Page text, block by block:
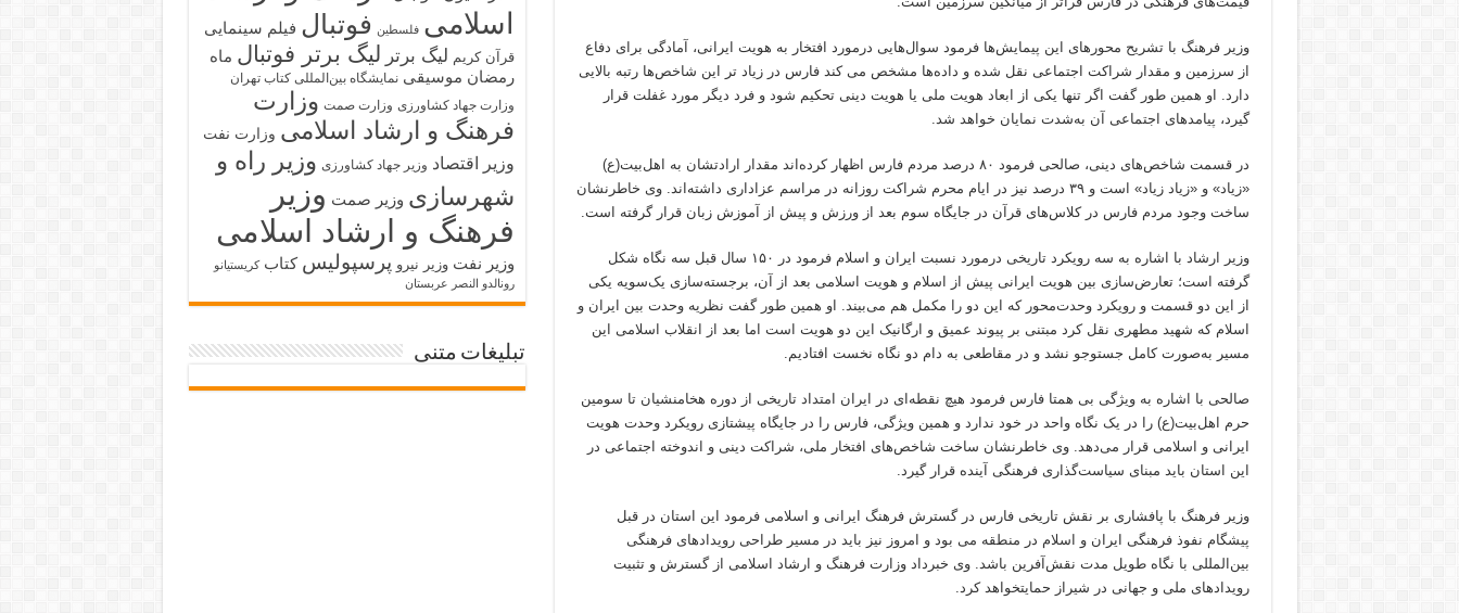
وزیر فرهنگ با تشریح محورهای این پیمایش‌ها فرمود سوال‌هایی درمورد افتخار به هویت ایرانی، آمادگی برای دفاع
از سرزمین و مقدار شراکت اجتماعی نقل شده و داده‌ها مشخص می کند فارس در زیاد تر این شاخص‌ها رتبه بالایی
دارد. او همین طور گفت اگر تنها یکی از ابعاد هویت ملی یا هویت دینی تحکیم شود و فرد دیگر مورد غفلت قرار
گیرد، پیامدهای اجتماعی آن به‌شدت نمایان خواهد شد.
در قسمت شاخص‌های دینی، صالحی فرمود ۸۰ درصد مردم فارس اظهار کرده‌اند مقدار ارادتشان به اهل‌بیت(ع)
«زیاد» و «زیاد زیاد» است و ۳۹ درصد نیز در ایام محرم شراکت روزانه در مراسم عزاداری داشته‌اند. وی خاطرنشان
ساخت وجود مردم فارس در کلاس‌های قرآن در جایگاه سوم بعد از ورزش و پیش از آموزش زبان قرار گرفته است.
وزیر ارشاد با اشاره به سه رویکرد تاریخی درمورد نسبت ایران و اسلام فرمود در ۱۵۰ سال قبل سه نگاه شکل
گرفته است؛ تعارض‌سازی بین هویت ایرانی پیش از اسلام و هویت اسلامی بعد از آن، برجسته‌سازی یک‌سویه یکی
از این دو قسمت و رویکرد وحدت‌محور که این دو را مکمل هم می‌بیند. او همین طور گفت نظریه وحدت بین ایران و
اسلام که شهید مطهری نقل کرد مبتنی بر پیوند عمیق و ارگانیک این دو هویت است اما بعد از انقلاب اسلامی این
مسیر به‌صورت کامل جستوجو نشد و در مقاطعی به دام دو نگاه نخست افتادیم.
صالحی با اشاره به ویژگی بی همتا فارس فرمود هیچ نقطه‌ای در ایران امتداد تاریخی از دوره هخامنشیان تا سومین
حرم اهل‌بیت(ع) را در یک نگاه واحد در خود ندارد و همین ویژگی، فارس را در جایگاه پیشتازی رویکرد وحدت هویت
ایرانی و اسلامی قرار می‌دهد. وی خاطرنشان ساخت شاخص‌های افتخار ملی، شراکت دینی و اندوخته اجتماعی در
این استان باید مبنای سیاست‌گذاری فرهنگی آینده قرار گیرد.
وزیر فرهنگ با پافشاری بر نقش تاریخی فارس در گسترش فرهنگ ایرانی و اسلامی فرمود این استان در قبل
پیشگام نفوذ فرهنگی ایران و اسلام در منطقه می بود و امروز نیز باید در مسیر طراحی رویدادهای فرهنگی
بین‌المللی با نگاه طویل مدت نقش‌آفرین باشد. وی خبرداد وزارت فرهنگ و ارشاد اسلامی از گسترش و تثبیت
رویدادهای ملی و جهانی در شیراز حمایتخواهد کرد.
اسلامی فلسطین فوتبال فیلم سینمایی
قرآن کریم لیگ برتر لیگ برتر فوتبال ماه
رمضان موسیقی نمایشگاه بین‌المللی کتاب تهران
وزارت جهاد کشاورزی وزارت صمت وزارت
فرهنگ و ارشاد اسلامی وزارت نفت
وزیر اقتصاد وزیر جهاد کشاورزی وزیر راه و
شهرسازی وزیر صمت وزیر
فرهنگ و ارشاد اسلامی
وزیر نفت وزیر نیرو پرسپولیس کتاب کریستیانو
رونالدو النصر عربستان
تبلیغات متنی